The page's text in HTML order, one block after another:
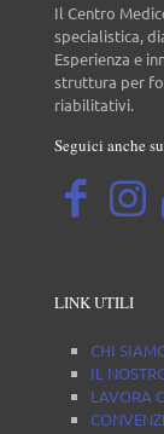
Il Centro
specialistica,
Esperienza e
struttura per
riabilitativi.
Seguici anche
LINK UTILI
CHI
IL
LAVORA